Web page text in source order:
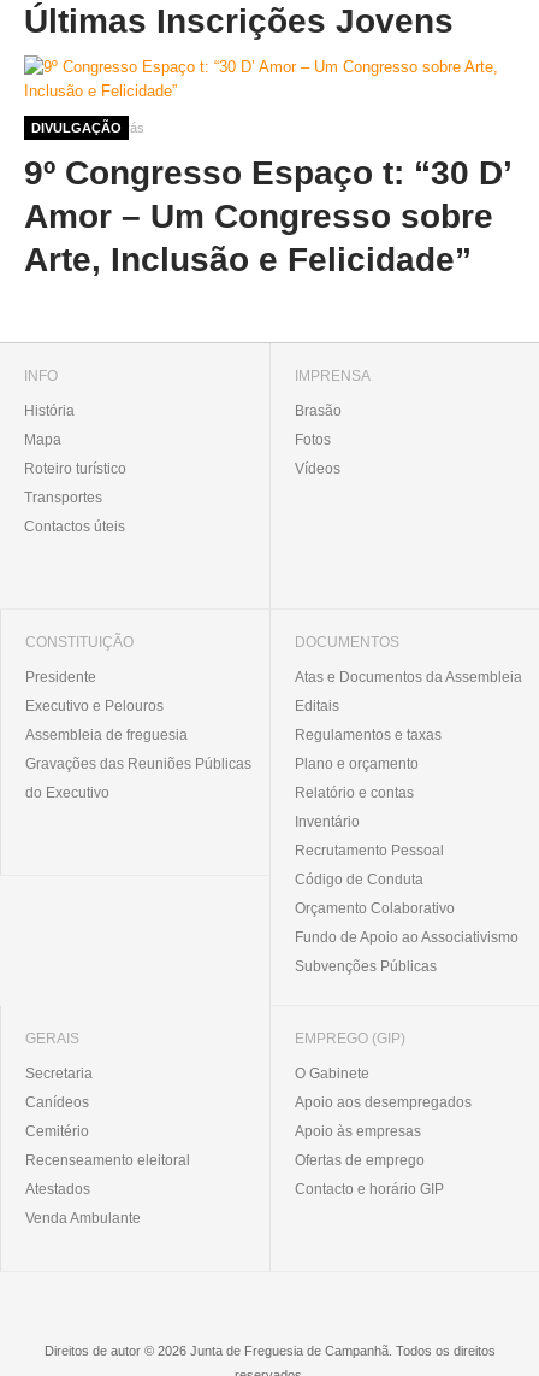
Últimas Inscrições Jovens
DIVULGAÇÃO
1 ano 3 meses atrás
9º Congresso Espaço t: “30 D’
Amor – Um Congresso sobre
Arte, Inclusão e Felicidade”
INFO
História
Mapa
Roteiro turístico
Transportes
Contactos úteis
IMPRENSA
Brasão
Fotos
Vídeos
CONSTITUIÇÃO
Presidente
Executivo e Pelouros
Assembleia de freguesia
Gravações das Reuniões Públicas
do Executivo
DOCUMENTOS
Atas e Documentos da Assembleia
Editais
Regulamentos e taxas
Plano e orçamento
Relatório e contas
Inventário
Recrutamento Pessoal
Código de Conduta
Orçamento Colaborativo
Fundo de Apoio ao Associativismo
Subvenções Públicas
GERAIS
Secretaria
Canídeos
Cemitério
Recenseamento eleitoral
Atestados
Venda Ambulante
EMPREGO (GIP)
O Gabinete
Apoio aos desempregados
Apoio às empresas
Ofertas de emprego
Contacto e horário GIP
Direitos de autor © 2026 Junta de Freguesia de Campanhã. Todos os direitos